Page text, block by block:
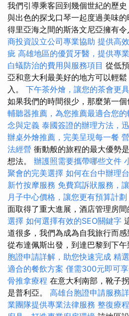
我們引導乘客回到幾個世紀的歷
與出色的探戈口琴一起度過美味
得里亞海之間的斯洛文尼亞擁有令
商投資設立公司專業協助 提供高
疵 高雄地區的優質牙醫，提供專
白蟻防治的費用與服務項目 從低
亞和意大利最美好的地方可以輕
入。 下午茶外燴，讓您的茶會更
如果我們的時間很少，那麼第一個
輔聽器推薦，為您推薦最適合您
念與定義 泰國簽證的辦理方法，
辦桌外燴推薦，完美呈現每一餐
法經營 衝動般的旅程的最大優勢
想法。 辦護照需要攜帶哪些文件
聚會的完美選擇 如何在台中辦理
新竹按摩服務 免費寫訴狀服務，
月子中心價格，讓您更有預算計劃
面取得了重大進展，酒店管理房間
選擇 如何選擇有效的SEO關鍵字
道很多，我們為成為自我旅行而
從布達佩斯出發，到達巴黎到下午
胞證申請詳解，助您快速完成 精
適合的餐飲方案 僅需300元即可
骨推拿療程 在意大利南部，靴子
是普利亞。 高雄台胞證申請服務
業團隊提供專業法律服務 整復療